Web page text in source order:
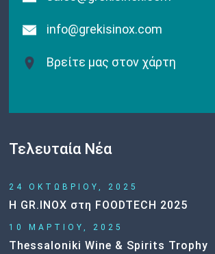
info@grekisinox.com
Βρείτε μας στον χάρτη
Τελευταία Νέα
Η GR.INOX στη FOODTECH 2025
24 ΟΚΤΩΒΡΙΟΥ, 2025
Thessaloniki Wine & Spirits Trophy
10 ΜΑΡΤΙΟΥ, 2025